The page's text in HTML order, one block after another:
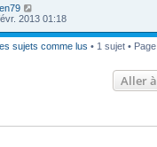
2013 01:18
sujets comme lus • 1 sujet • Page
Aller à